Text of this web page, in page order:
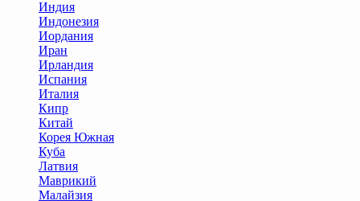
Индия
Индонезия
Иордания
Иран
Ирландия
Испания
Италия
Кипр
Китай
Корея Южная
Куба
Латвия
Маврикий
Малайзия